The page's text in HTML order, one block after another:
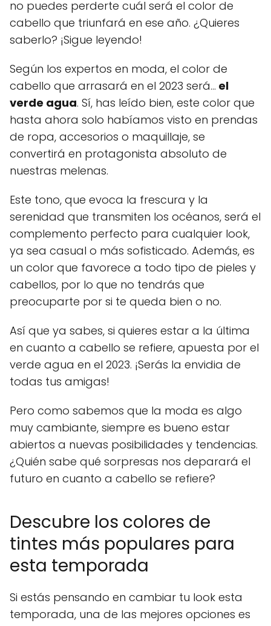
no puedes perderte cuál será el color de
cabello que triunfará en ese año. ¿Quieres
saberlo? ¡Sigue leyendo!
Según los expertos en moda, el color de
cabello que arrasará en el 2023 será… el
verde agua. Sí, has leído bien, este color que
hasta ahora solo habíamos visto en prendas
de ropa, accesorios o maquillaje, se
convertirá en protagonista absoluto de
nuestras melenas.
Este tono, que evoca la frescura y la
serenidad que transmiten los océanos, será el
complemento perfecto para cualquier look,
ya sea casual o más sofisticado. Además, es
un color que favorece a todo tipo de pieles y
cabellos, por lo que no tendrás que
preocuparte por si te queda bien o no.
Así que ya sabes, si quieres estar a la última
en cuanto a cabello se refiere, apuesta por el
verde agua en el 2023. ¡Serás la envidia de
todas tus amigas!
Pero como sabemos que la moda es algo
muy cambiante, siempre es bueno estar
abiertos a nuevas posibilidades y tendencias.
¿Quién sabe qué sorpresas nos deparará el
futuro en cuanto a cabello se refiere?
Descubre los colores de
tintes más populares para
esta temporada
Si estás pensando en cambiar tu look esta
temporada, una de las mejores opciones es